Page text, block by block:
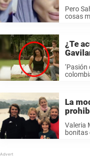
Pero
cosas
¿Te
‘Pasión
La
Valeria
bonitas